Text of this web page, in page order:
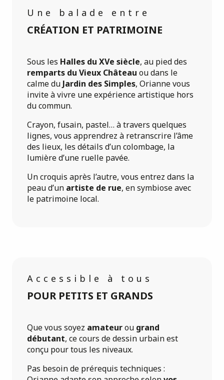
Une balade entre
CRÉATION ET PATRIMOINE
Sous les Halles du XVe siècle, au pied des
remparts du Vieux Château ou dans le
calme du Jardin des Simples, Orianne vous
invite à vivre une expérience artistique hors
du commun.
Crayon, fusain, pastel… à travers quelques
lignes, vous apprendrez à retranscrire l’âme
des lieux, les détails d’un colombage, la
lumière d’une ruelle pavée.
Un croquis après l’autre, vous entrez dans la
peau d’un artiste de rue, en symbiose avec
le patrimoine local.
Accessible à tous
POUR PETITS ET GRANDS
Que vous soyez amateurou grand
débutant, ce cours de dessin urbain est
conçu pour tous les niveaux.
Pas besoin de prérequis techniques :